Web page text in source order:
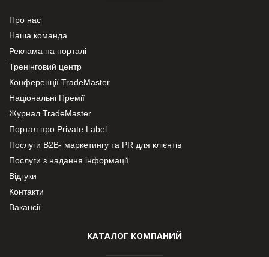
Про нас
Наша команда
Реклама на порталі
Тренінговий центр
Конференції TradeMaster
Національні Премії
Журнал TradeMaster
Портал про Private Label
Послуги В2В- маркетингу та PR для клієнтів
Послуги з надання інформації
Відгуки
Контакти
Вакансії
КАТАЛОГ КОМПАНИЙ